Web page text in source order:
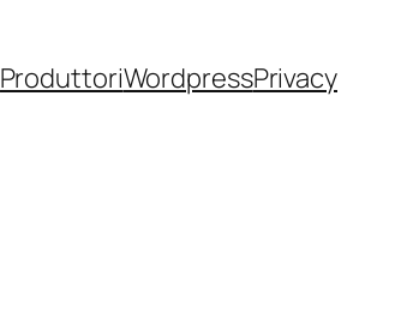
ProduttoriWordpressPrivacy